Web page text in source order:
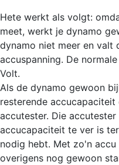
Hete werkt als volgt:
meet, werkt je dynamo
dynamo niet meer en valt
accuspanning. De
Volt.
Als de dynamo gewoon
resterende
accutester. Die
accucapaciteit te ver is
nodig hebt. Met zo'n
overigens nog gewoon